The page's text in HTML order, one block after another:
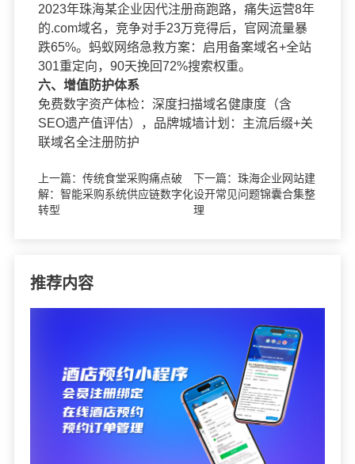
2023年珠海某企业因代注册商跑路，痛失运营8年
的.com域名，竞争对手23万竞得后，官网流量暴
跌65%。蚂蚁网络急救方案：启用备案域名+全站
301重定向，90天挽回72%搜索权重。
六、增值防护体系
免费数字资产体检：深度扫描域名健康度（含
SEO遗产值评估），品牌城墙计划：主流后缀+关
联域名全注册防护
上一篇： 传统食堂采购痛点破
解：智能采购系统供应链数字化
转型
下一篇：珠海企业网站建
设开常见问题锦囊合集整
理
推荐内容